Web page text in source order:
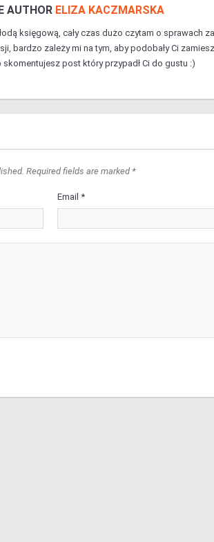
AUTHOR ELIZA KACZMARSKA
księgową, cały czas dużo czytam o sprawach
bardzo zależy mi na tym, aby podobały Ci
skomentujesz post który przypadł Ci do gustu :)
Required fields are marked *
Email *